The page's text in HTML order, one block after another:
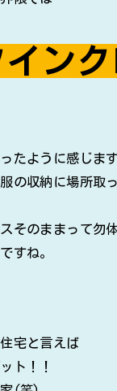
イン
たように感じます
の収納に場所取
そのままって勿
すね。
宅と言えば
ト！！